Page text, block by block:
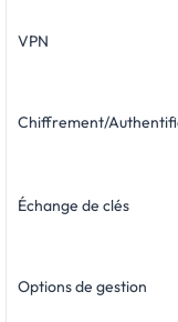
VPN
Chiffrement/
Échange de clés
Options de gestion